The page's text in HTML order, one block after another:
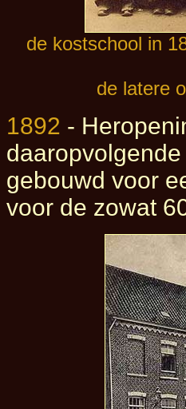
de kostschool in
de latere
1892 -
gebouwd voor
voor de zowat